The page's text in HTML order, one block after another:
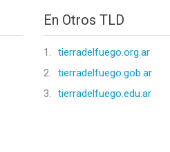
En Otros TLD
1.
tierradelfuego.org.ar
2.
tierradelfuego.gob.ar
3.
tierradelfuego.edu.ar